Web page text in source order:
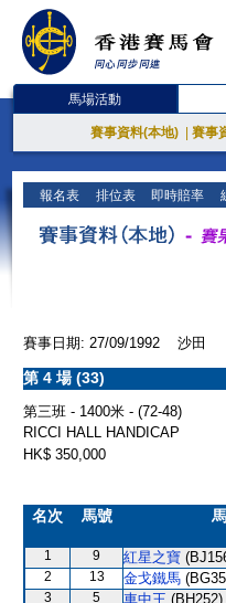
馬場活動
賽事資料(本地) 賽事
報名表 排位表 即時賠率
賽事日期: 27/09/1992 沙田
第 4 場 (33)
第三班 - 1400米 - (72-48)
RICCI HALL HANDICAP
HK$ 350,000
名次 馬號
1 9 紅星之寶
2 13 金戈鐵馬
3 5 車中王 (BH252)